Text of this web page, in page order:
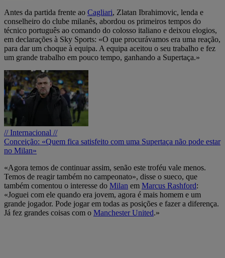
Antes da partida frente ao Cagliari, Zlatan Ibrahimovic, lenda e
conselheiro do clube milanês, abordou os primeiros tempos do
técnico português ao comando do colosso italiano e deixou elogios,
em declarações à Sky Sports: «O que procurávamos era uma reação,
para dar um choque à equipa. A equipa aceitou o seu trabalho e fez
um grande trabalho em pouco tempo, ganhando a Supertaça.»
// Internacional //
Conceição: «Quem fica satisfeito com uma Supertaça não pode estar
no Milan»
«Agora temos de continuar assim, senão este troféu vale menos.
Temos de reagir também no campeonato», disse o sueco, que
também comentou o interesse do Milan em Marcus Rashford:
«Joguei com ele quando era jovem, agora é mais homem e um
grande jogador. Pode jogar em todas as posições e fazer a diferença.
Já fez grandes coisas com o Manchester United.»